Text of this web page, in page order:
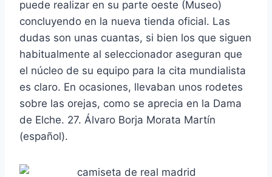
puede realizar en su parte oeste (Museo)
concluyendo en la nueva tienda oficial. Las
dudas son unas cuantas, si bien los que siguen
habitualmente al seleccionador aseguran que
el núcleo de su equipo para la cita mundialista
es claro. En ocasiones, llevaban unos rodetes
sobre las orejas, como se aprecia en la Dama
de Elche. 27. Álvaro Borja Morata Martín
(español).